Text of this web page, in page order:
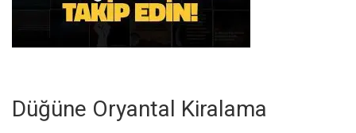
Düğüne Oryantal Kiralama